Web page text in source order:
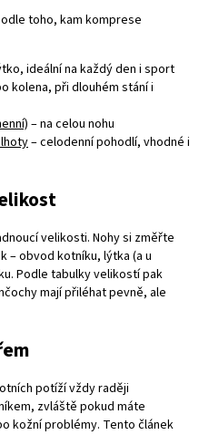
toho, kam komprese
ideální na každý den i sport
kolena, při dlouhém stání i
– na celou nohu
– celodenní pohodlí, vhodné i
velikosti. Nohy si změřte
– obvod kotníku, lýtka (a u
Podle tabulky velikostí pak
mají přiléhat pevně, ale
potíží vždy raději
zvláště pokud máte
kožní problémy. Tento článek